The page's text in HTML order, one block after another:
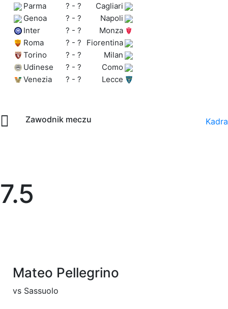
Parma
? - ?
Cagliari
Genoa
? - ?
Napoli
Inter
? - ?
Monza
Roma
? - ?
Fiorentina
Torino
? - ?
Milan
Udinese
? - ?
Como
Venezia
? - ? Lecce
Zawodnik meczu Kadra
7.5
Mateo Pellegrino
vs Sassuolo